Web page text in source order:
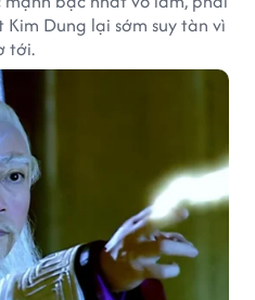
Dung lại sớm suy tàn vì
tới.